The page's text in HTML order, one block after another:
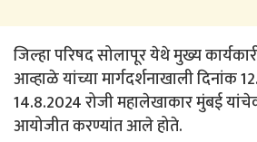
जिल्हा परिषद सोलापूर येथे मुख्य
आव्हाळे यांच्या मार्गदर्शनाखाली दिनांक
14.8.2024 रोजी महालेखाकार मुंबई
आयोजीत करण्यांत आले होते.